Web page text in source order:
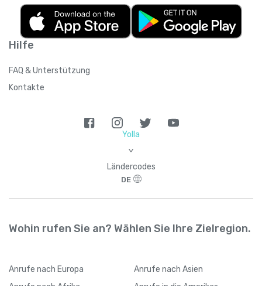
Hilfe
FAQ & Unterstützung
Kontakte
Yolla
>
Ländercodes
DE
Wohin rufen Sie an? Wählen Sie Ihre Zielregion.
Anrufe nach Europa Anrufe nach Asien